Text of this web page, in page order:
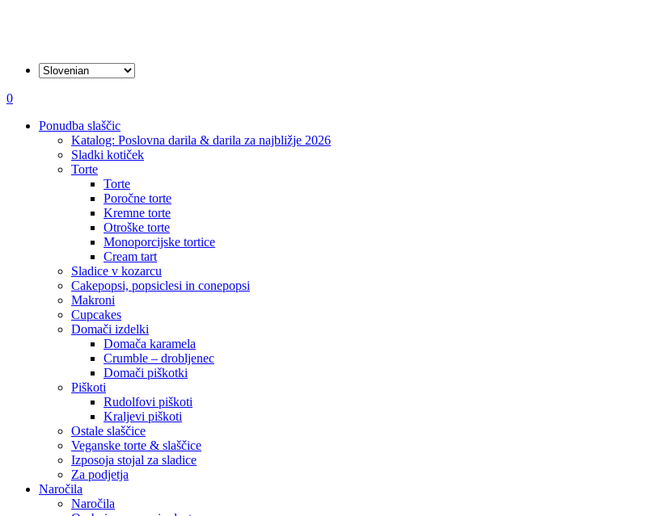
išči
account
0
Ponudba slaščic
Katalog: Poslovna darila & darila za najbližje 2026
Sladki kotiček
Torte
Torte
Poročne torte
Kremne torte
Otroške torte
Monoporcijske tortice
Cream tart
Sladice v kozarcu
Cakepopsi, popsiclesi in conepopsi
Makroni
Cupcakes
Domači izdelki
Domača karamela
Crumble – drobljenec
Domači piškotki
Piškoti
Rudolfovi piškoti
Kraljevi piškoti
Ostale slaščice
Veganske torte & slaščice
Izposoja stojal za sladice
Za podjetja
Naročila
Naročila